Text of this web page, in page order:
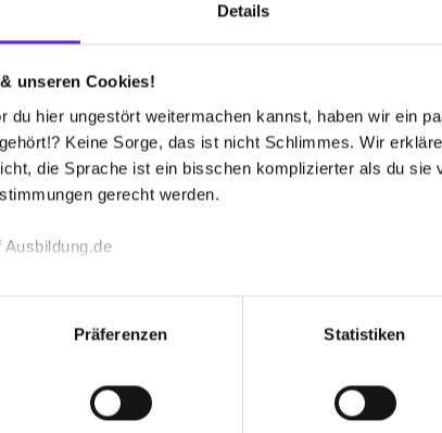
Details
unseren Cookies!
du hier ungestört weitermachen kannst, haben wir ein
Keine Sorge, das ist nicht Schlimmes. Wir
die Sprache ist ein bisschen komplizierter als du
gerecht werden.
Funktion unserer Webseite („Notwendig“),
zu speichern ( „Präferenzen“), die Zugriffe auf
zu deiner Verwendung unserer Website an unsere
um Inhalte und Anzeigen zu personalisieren („Social
möglicherweise mit weiteren Daten zusammen, die
Präferenzen Statistiken
w/d)
(m/w/d) (duales Studium möglich)